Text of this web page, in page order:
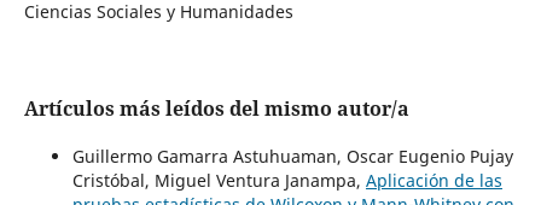
Ciencias Sociales y Humanidades
Artículos más leídos del mismo autor/a
Guillermo Gamarra Astuhuaman, Oscar Eugenio Pujay
Cristóbal, Miguel Ventura Janampa, Aplicación de las